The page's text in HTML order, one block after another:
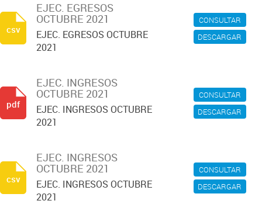
CONSULTAR
DESCARGAR
EJEC. EGRESOS
OCTUBRE 2021
EJEC. EGRESOS OCTUBRE
2021
csv
CONSULTAR
DESCARGAR
EJEC. INGRESOS
OCTUBRE 2021
EJEC. INGRESOS OCTUBRE
2021
pdf
CONSULTAR
DESCARGAR
EJEC. INGRESOS
OCTUBRE 2021
EJEC. INGRESOS OCTUBRE
2021
csv